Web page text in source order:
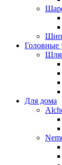
Головные
Для дома